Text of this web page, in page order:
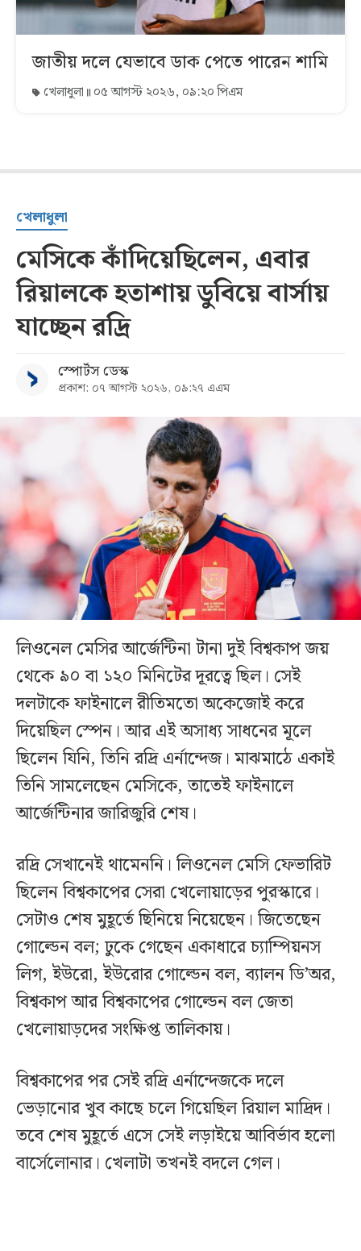
জাতীয় দলে যেভাবে ডাক পেতে পারেন শামি
খেলাধুলা ০৫ আগস্ট ২০২৬, ০৯:২০ পিএম
খেলাধুলা
মেসিকে কাঁদিয়েছিলেন, এবার
রিয়ালকে হতাশায় ডুবিয়ে বার্সায়
যাচ্ছেন রদ্রি
স্পোর্টস ডেস্ক
প্রকাশ: ০৭ আগস্ট ২০২৬, ০৯:২৭ এএম
লিওনেল মেসির আর্জেন্টিনা টানা দুই বিশ্বকাপ জয়
থেকে ৯০ বা ১২০ মিনিটের দূরত্বে ছিল। সেই
দলটাকে ফাইনালে রীতিমতো অকেজোই করে
দিয়েছিল স্পেন। আর এই অসাধ্য সাধনের মূলে
ছিলেন যিনি, তিনি রদ্রি এর্নান্দেজ। মাঝমাঠে একাই
তিনি সামলেছেন মেসিকে, তাতেই ফাইনালে
আর্জেন্টিনার জারিজুরি শেষ।
রদ্রি সেখানেই থামেননি। লিওনেল মেসি ফেভারিট
ছিলেন বিশ্বকাপের সেরা খেলোয়াড়ের পুরস্কারে।
সেটাও শেষ মুহূর্তে ছিনিয়ে নিয়েছেন। জিতেছেন
গোল্ডেন বল; ঢুকে গেছেন একাধারে চ্যাম্পিয়নস
লিগ, ইউরো, ইউরোর গোল্ডেন বল, ব্যালন ডি’অর,
বিশ্বকাপ আর বিশ্বকাপের গোল্ডেন বল জেতা
খেলোয়াড়দের সংক্ষিপ্ত তালিকায়।
বিশ্বকাপের পর সেই রদ্রি এর্নান্দেজকে দলে
ভেড়ানোর খুব কাছে চলে গিয়েছিল রিয়াল মাদ্রিদ।
তবে শেষ মুহূর্তে এসে সেই লড়াইয়ে আবির্ভাব হলো
বার্সেলোনার। খেলাটা তখনই বদলে গেল।